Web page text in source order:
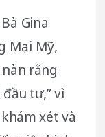
Gina
Mại Mỹ,
rằng
tư,” vì
xét và